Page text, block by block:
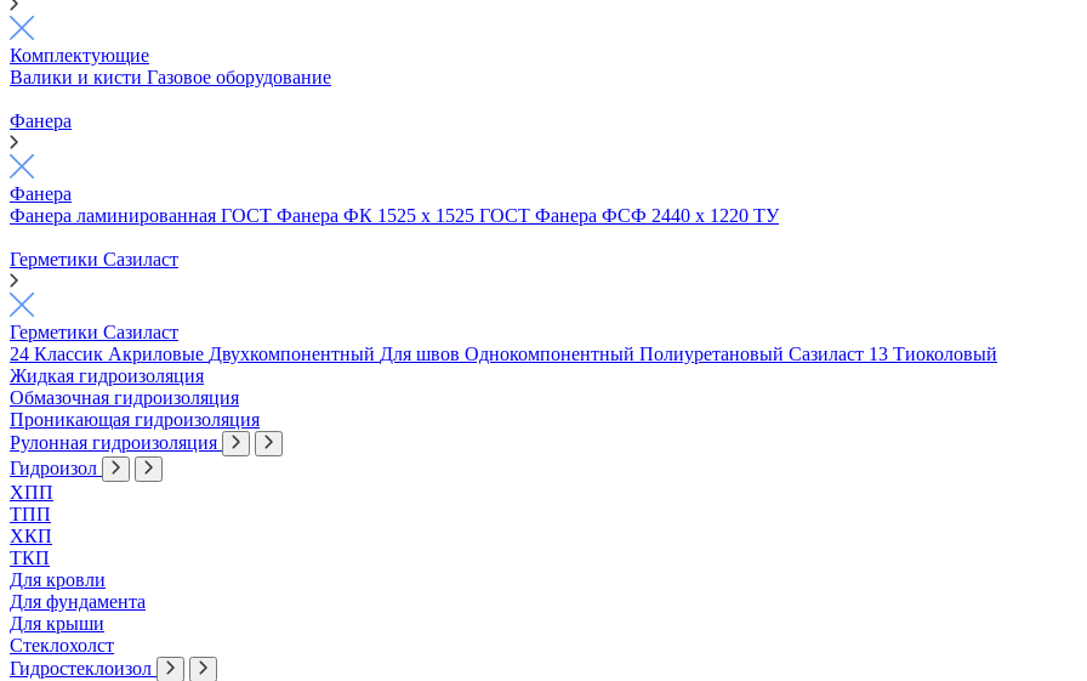
Комплектующие
Валики и кисти Газовое оборудование
Фанера
Фанера
Фанера ламинированная ГОСТ Фанера ФК 1525 х 1525 ГОСТ Фанера ФСФ 2440 х 1220 ТУ
Герметики Сазиласт
Герметики Сазиласт
24 Классик Акриловые Двухкомпонентный Для швов Однокомпонентный Полиуретановый Сазиласт 13 Тиоколовый
Жидкая гидроизоляция
Обмазочная гидроизоляция
Проникающая гидроизоляция
Рулонная гидроизоляция
Гидроизол
ХПП
ТПП
ХКП
ТКП
Для кровли
Для фундамента
Для крыши
Стеклохолст
Гидростеклоизол